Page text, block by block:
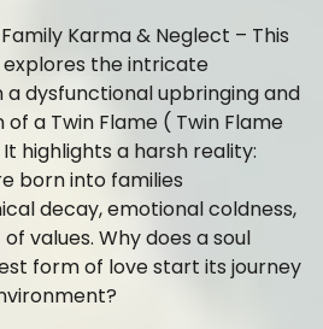
Karma & Neglect – This
the intricate
dysfunctional upbringing and
a Twin Flame ( Twin Flame
highlights a harsh reality:
born into families
decay, emotional coldness,
values. Why does a soul
form of love start its journey